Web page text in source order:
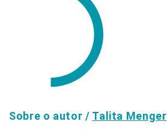
Sobre o autor / Talita Menger